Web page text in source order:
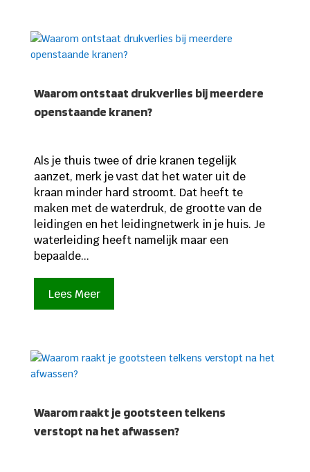
Waarom ontstaat drukverlies bij meerdere
openstaande kranen?
Als je thuis twee of drie kranen tegelijk
aanzet, merk je vast dat het water uit de
kraan minder hard stroomt. Dat heeft te
maken met de waterdruk, de grootte van de
leidingen en het leidingnetwerk in je huis. Je
waterleiding heeft namelijk maar een
bepaalde...
Lees Meer
Waarom raakt je gootsteen telkens
verstopt na het afwassen?